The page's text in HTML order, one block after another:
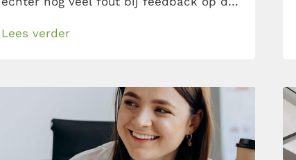
effect heeft. Leer daarom hier hoe je
constructieve en […]
Lees verder